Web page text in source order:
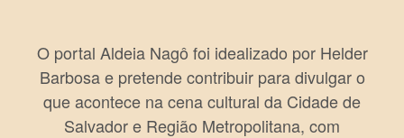
O portal Aldeia Nagô foi idealizado por Helder
Barbosa e pretende contribuir para divulgar o
que acontece na cena cultural da Cidade de
Salvador e Região Metropolitana, com